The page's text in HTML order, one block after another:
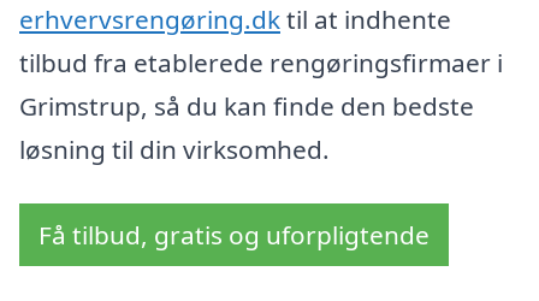
erhvervsrengøring.dktil at indhente
tilbud fra etablerede rengøringsfirmaer i
Grimstrup, så du kan finde den bedste
løsning til din virksomhed.
Få tilbud, gratis og uforpligtende